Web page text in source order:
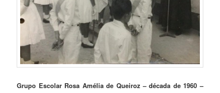
Grupo Escolar Rosa Amélia de Queiroz – década de 1960 –